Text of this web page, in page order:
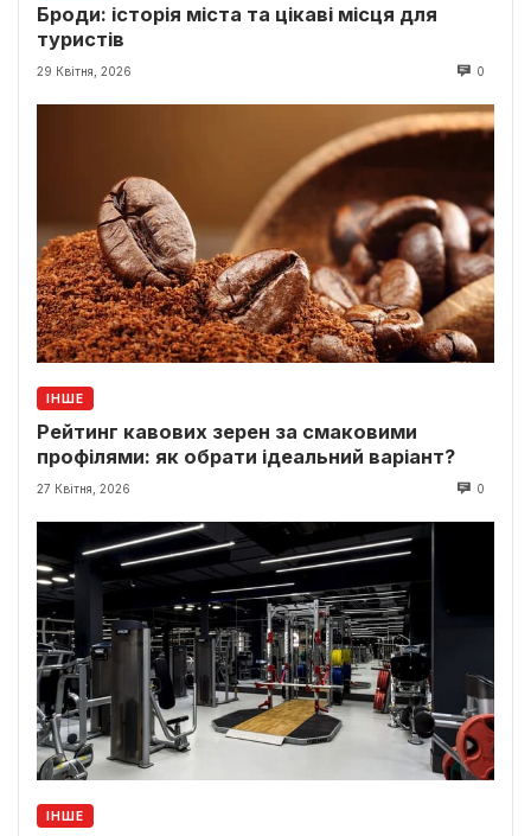
Броди: історія міста та цікаві місця для
туристів
29 Квітня, 2026 0
ІНШЕ
Рейтинг кавових зерен за смаковими
профілями: як обрати ідеальний варіант?
27 Квітня, 2026 0
ІНШЕ